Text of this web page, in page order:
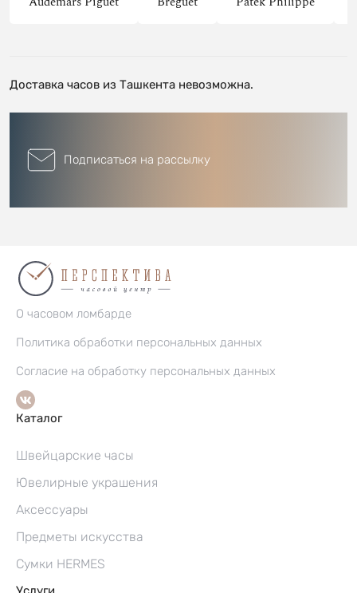
Доставка часов из Ташкента невозможна.
Подписаться на рассылку
О часовом ломбарде
Политика обработки персональных данных
Согласие на обработку персональных данных
Каталог
Швейцарские часы
Ювелирные украшения
Аксессуары
Предметы искусства
Сумки HERMES